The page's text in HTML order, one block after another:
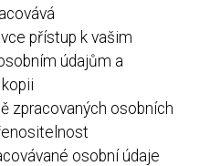
přístup k vašim
údajům a
zpracovaných osobních
osobní údaje